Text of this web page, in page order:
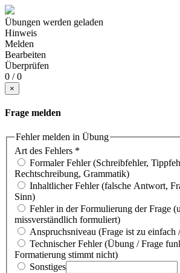
Übungen werden geladen
Hinweis
Melden
Bearbeiten
Überprüfen
0 / 0
×
Frage melden
Fehler melden in Übung
Art des Fehlers *
Formaler Fehler (Schreibfehler,
Rechtschreibung, Grammatik)
Inhaltlicher Fehler (falsche Antwort,
Sinn)
Fehler in der Formulierung der Frage
missverständlich formuliert)
Anspruchsniveau (Frage ist zu einfach
Technischer Fehler (Übung / Frage
Formatierung stimmt nicht)
Sonstiges